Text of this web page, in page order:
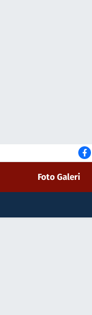
Foto Galeri